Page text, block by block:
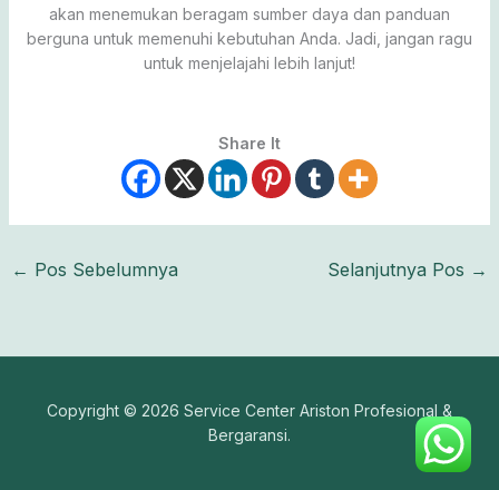
akan menemukan beragam sumber daya dan panduan
berguna untuk memenuhi kebutuhan Anda. Jadi, jangan ragu
untuk menjelajahi lebih lanjut!
Share It
← Pos Sebelumnya Selanjutnya Pos →
Copyright © 2026 Service Center Ariston Profesional &
Bergaransi.